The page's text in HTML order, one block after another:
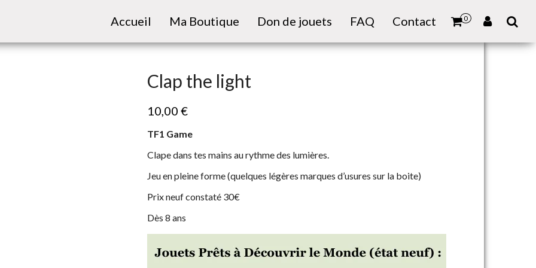
0
Accueil Ma Boutique Don de jouets FAQ Contact
Clap the light
10,00€
TF1 Game
Clape dans tes mains au rythme des lumières.
Jeu en pleine forme (quelques légères marques d’usures sur la boite)
Prix neuf constaté 30€
Dès 8 ans